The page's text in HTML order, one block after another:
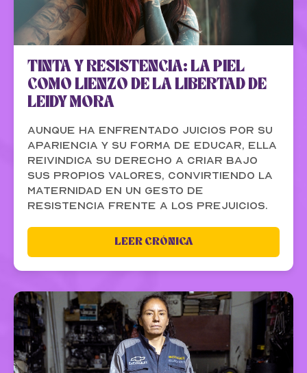
TINTA Y RESISTENCIA: LA PIEL
COMO LIENZO DE LA LIBERTAD DE
LEIDY MORA
Aunque ha enfrentado juicios por su
apariencia y su forma de educar, ella
reivindica su derecho a criar bajo
sus propios valores, convirtiendo la
maternidad en un gesto de
resistencia frente a los prejuicios.
LEER CRÓNICA